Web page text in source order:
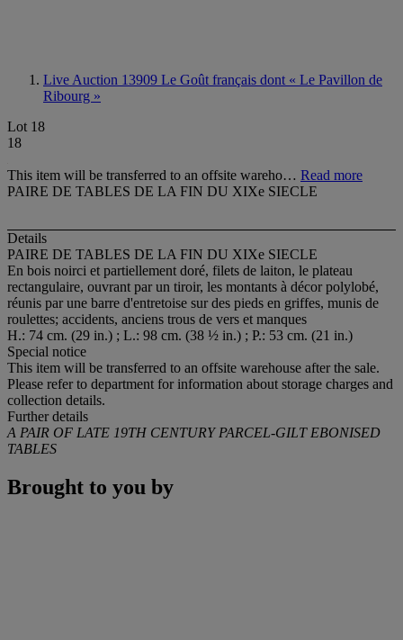
Live Auction 13909 Le Goût français dont « Le Pavillon de
Ribourg »
Lot 18
18
This item will be transferred to an offsite wareho… Read more
PAIRE DE TABLES DE LA FIN DU XIXe SIECLE
Details
PAIRE DE TABLES DE LA FIN DU XIXe SIECLE
En bois noirci et partiellement doré, filets de laiton, le plateau
rectangulaire, ouvrant par un tiroir, les montants à décor polylobé,
réunis par une barre d'entretoise sur des pieds en griffes, munis de
roulettes; accidents, anciens trous de vers et manques
H.: 74 cm. (29 in.) ; L.: 98 cm. (38 ½ in.) ; P.: 53 cm. (21 in.)
Special notice
This item will be transferred to an offsite warehouse after the sale.
Please refer to department for information about storage charges and
collection details.
Further details
A PAIR OF LATE 19TH CENTURY PARCEL-GILT EBONISED
TABLES
Brought to you by